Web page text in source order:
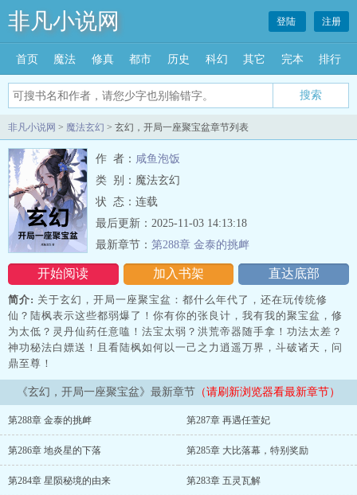
非凡小说网
搜索
登陆 注册
首页 魔法 修真 都市 历史 科幻 其它 完本 排行
非凡小说网 > 魔法玄幻 > 玄幻，开局一座聚宝盆章节列表
作 者： 咸鱼泡饭
类 别：魔法玄幻
状 态：连载
开始阅读 加入书架 直达底部
最后更新：2025-11-03 14:13:18
最新章节： 第288章 金泰的挑衅
简介: 关于玄幻，开局一座聚宝盆：都什么年代了，还在玩传统修
仙？陆枫表示这些都弱爆了！你有你的张良计，我有我的聚宝盆，修
为太低？灵丹仙药任意嗑！法宝太弱？洪荒帝器随手拿！功法太差？
神功秘法白嫖送！且看陆枫如何以一己之力逍遥万界，斗破诸天，问
鼎至尊！
《玄幻，开局一座聚宝盆》最新章节 （请刷新浏览器看最新章节）
第288章 金泰的挑衅 第287章 再遇任萱妃
第286章 地炎星的下落 第285章 大比落幕，特别奖励
第284章 星陨秘境的由来 第283章 五灵瓦解